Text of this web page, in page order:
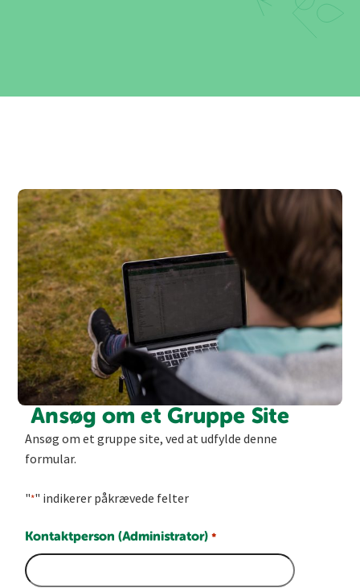
Ansøg om et Gruppe Site
Ansøg om et gruppe site, ved at udfylde denne
formular.
"*" indikerer påkrævede felter
Kontaktperson (Administrator) *